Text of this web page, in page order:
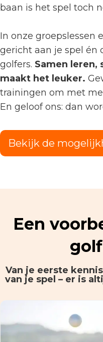
baan is het spel toch
In onze groepslessen
gericht aan je spel én
golfers. Samen leren,
maakt het leuker.
trainingen om met
En geloof ons: dan
Bekijk de
Een
Van je eerste
van je spel – er is